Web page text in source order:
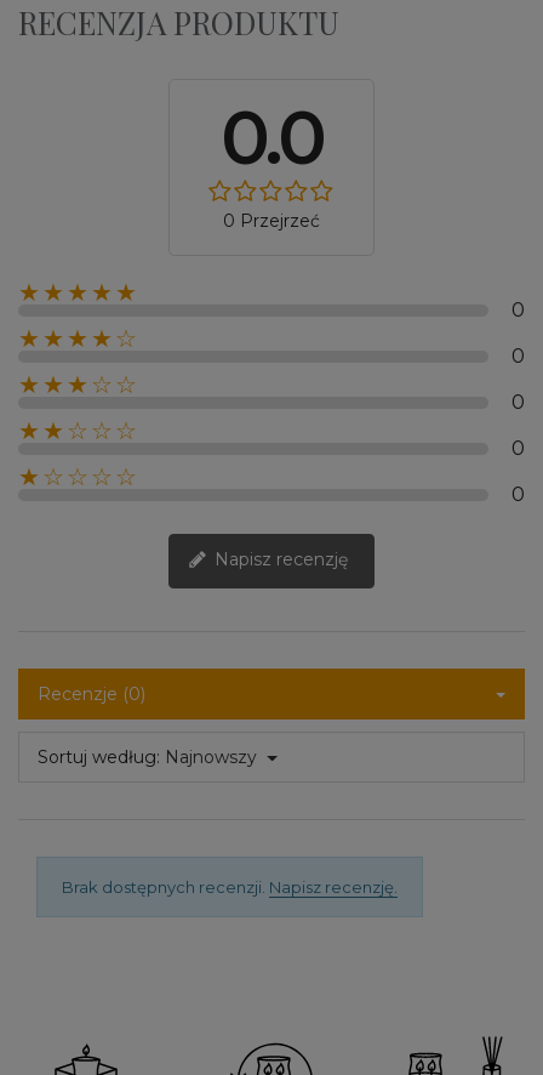
RECENZJA PRODUKTU
0.0
0 Przejrzeć
★★★★★
0
★★★★☆
0
★★★☆☆
0
★★☆☆☆
0
★☆☆☆☆
0
Napisz recenzję
Recenzje (0)
Sortuj według: Najnowszy
Brak dostępnych recenzji. Napisz recenzję.